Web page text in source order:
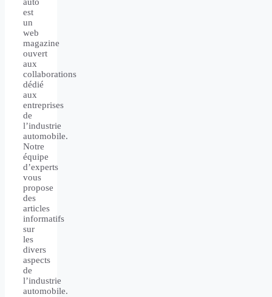
auto
est
un
web
magazine
ouvert
aux
collaborations
dédié
aux
entreprises
de
l’industrie
automobile.
Notre
équipe
d’experts
vous
propose
des
articles
informatifs
sur
les
divers
aspects
de
l’industrie
automobile.